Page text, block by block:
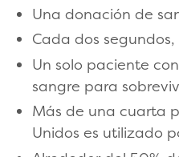
Una donación de
Cada dos
Un solo paciente
sangre para
Más de una cuarta
Unidos es utilizado